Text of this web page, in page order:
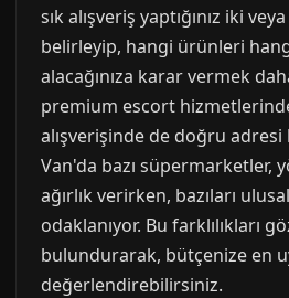
sık alışveriş yaptığınız iki
belirleyip, hangi ürünleri
alacağınıza karar vermek
premium escort
alışverişinde de doğru
Van'da bazı süpermarketler,
ağırlık verirken, bazıları
odaklanıyor. Bu farklılıkları
bulundurarak, bütçenize en
değerlendirebilirsiniz.